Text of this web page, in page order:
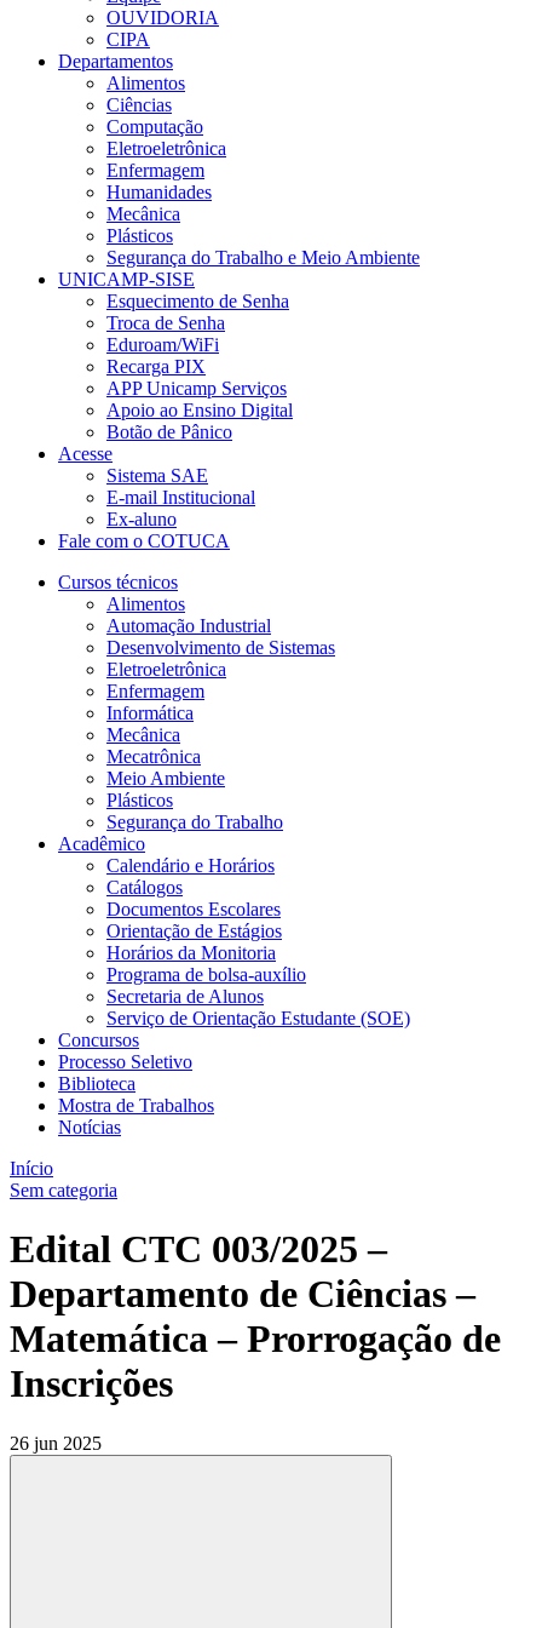
OUVIDORIA
CIPA
Departamentos
Alimentos
Ciências
Computação
Eletroeletrônica
Enfermagem
Humanidades
Mecânica
Plásticos
Segurança do Trabalho e Meio Ambiente
UNICAMP-SISE
Esquecimento de Senha
Troca de Senha
Eduroam/WiFi
Recarga PIX
APP Unicamp Serviços
Apoio ao Ensino Digital
Botão de Pânico
Acesse
Sistema SAE
E-mail Institucional
Ex-aluno
Fale com o COTUCA
Cursos técnicos
Alimentos
Automação Industrial
Desenvolvimento de Sistemas
Eletroeletrônica
Enfermagem
Informática
Mecânica
Mecatrônica
Meio Ambiente
Plásticos
Segurança do Trabalho
Acadêmico
Calendário e Horários
Catálogos
Documentos Escolares
Orientação de Estágios
Horários da Monitoria
Programa de bolsa-auxílio
Secretaria de Alunos
Serviço de Orientação Estudante (SOE)
Concursos
Processo Seletivo
Biblioteca
Mostra de Trabalhos
Notícias
Início
Sem categoria
Edital CTC 003/2025 –
Departamento de Ciências –
Matemática – Prorrogação de
Inscrições
26 jun 2025